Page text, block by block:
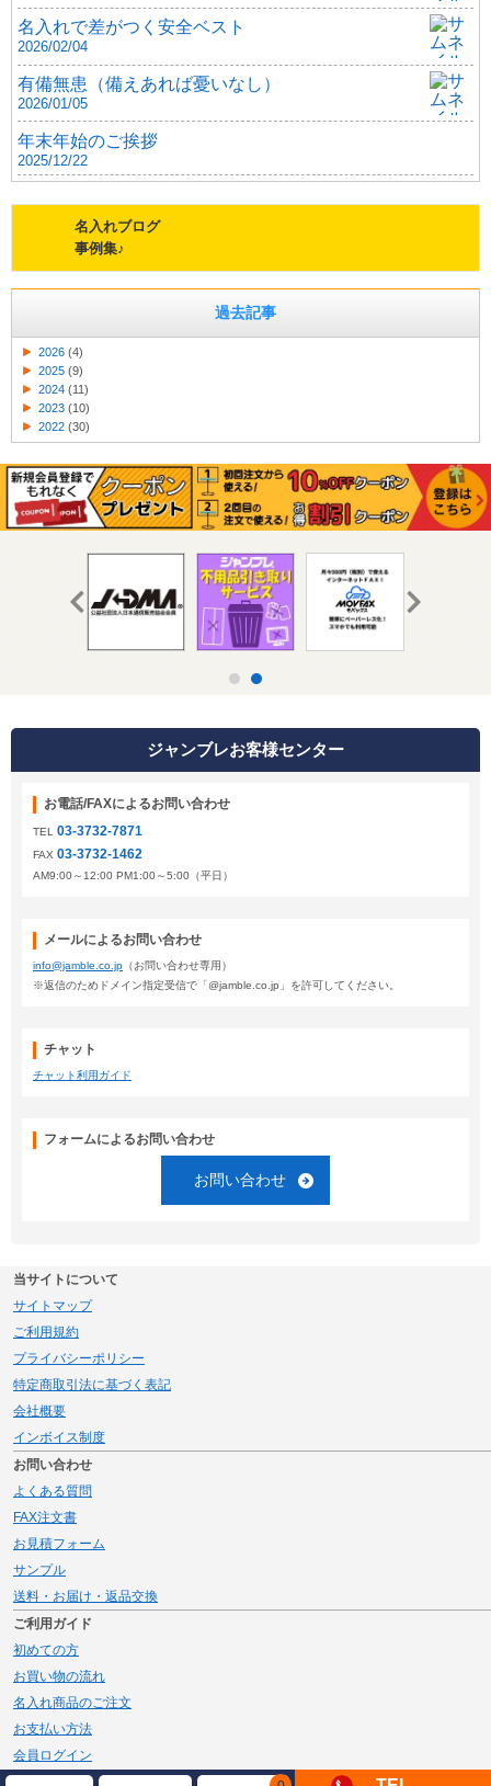
名入れで差がつく安全ベスト
2026/02/04
有備無患（備えあれば憂いなし）
2026/01/05
年末年始のご挨拶
2025/12/22
名入れブログ
事例集♪
過去記事
2026 (4)
2025 (9)
2024 (11)
2023 (10)
2022 (30)
ジャンブレお客様センター
お電話/FAXによるお問い合わせ
TEL 03-3732-7871
FAX 03-3732-1462
AM9:00～12:00 PM1:00～5:00（平日）
メールによるお問い合わせ
info@jamble.co.jp （お問い合わせ専用）
※返信のためドメイン指定受信で「@jamble.co.jp」を許可してください。
チャット
チャット利用ガイド
フォームによるお問い合わせ
お問い合わせ
当サイトについて
サイトマップ
ご利用規約
プライバシーポリシー
特定商取引法に基づく表記
会社概要
インボイス制度
お問い合わせ
よくある質問
FAX注文書
お見積フォーム
サンプル
送料・お届け・返品交換
ご利用ガイド
初めての方
お買い物の流れ
名入れ商品のご注文
お支払い方法
会員ログイン
メルマガ登録